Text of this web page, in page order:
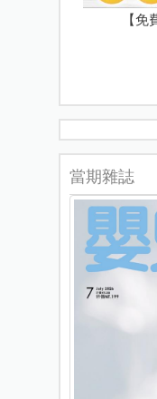
【
當期雜誌